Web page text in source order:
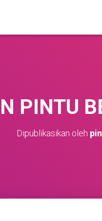
PINTU
Dipublikasikan oleh